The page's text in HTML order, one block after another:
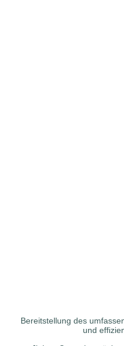
Bereitstellung des
und